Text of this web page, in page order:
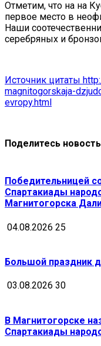
Отметим, что на на
первое место в
Наши
серебряных и
Источник цитаты
magnitogorskaja-
evropy.html
Поделитесь
Победительницей
Спартакиады
Магнитогорска
04.08.2026 25
Большой праздник
03.08.2026 30
В Магнитогорске
Спартакиады